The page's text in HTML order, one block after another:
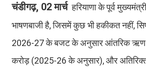
चंडीगढ़, 02 मार्च हरियाणा के पूर्व
भाषणबाजी है, जिसमें कुछ भी हकीकत नहीं,
2026-27 के बजट के अनुसार आंतरिक ऋण
करोड़ (2025-26 के अनुसार), और अतिरिक्त